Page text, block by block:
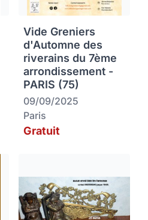
Vide Greniers
d'Automne des
riverains du 7ème
arrondissement -
PARIS (75)
09/09/2025
Paris
Gratuit